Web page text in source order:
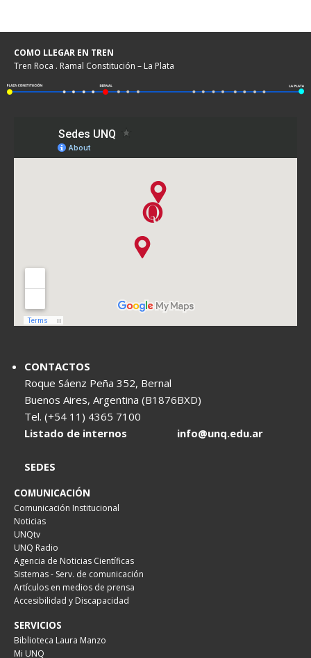
COMO LLEGAR EN TREN
Tren Roca . Ramal Constitución – La Plata
CONTACTOS
Roque Sáenz Peña 352, Bernal
Buenos Aires, Argentina (B1876BXD)
Tel. (+54 11) 4365 7100
Listado de internos
info@unq.edu.ar
SEDES
COMUNICACIÓN
Comunicación Institucional
Noticias
UNQtv
UNQ Radio
Agencia de Noticias Científicas
Sistemas - Serv. de comunicación
Artículos en medios de prensa
Accesibilidad y Discapacidad
SERVICIOS
Biblioteca Laura Manzo
Mi UNQ